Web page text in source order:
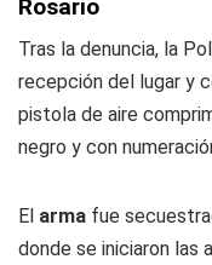
Rosario
Tras la denuncia, la
recepción del lugar y
pistola de aire
negro y con
El arma fue
donde se iniciaron las